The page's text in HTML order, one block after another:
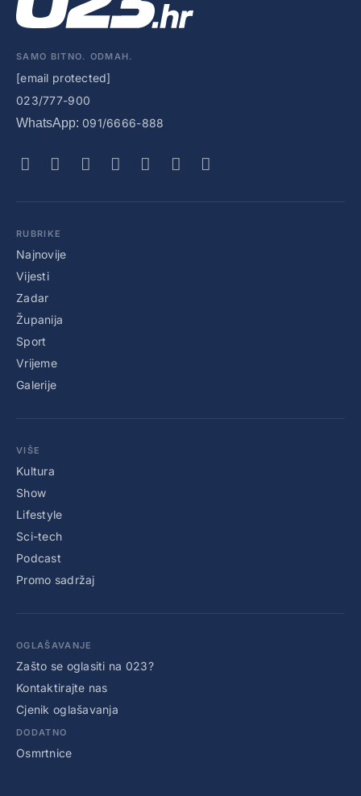
SAMO BITNO. ODMAH.
[email protected]
023/777-900
WhatsApp: 091/6666-888
RUBRIKE
Najnovije
Vijesti
Zadar
Županija
Sport
Vrijeme
Galerije
VIŠE
Kultura
Show
Lifestyle
Sci-tech
Podcast
Promo sadržaj
OGLAŠAVANJE
Zašto se oglasiti na 023?
Kontaktirajte nas
Cjenik oglašavanja
DODATNO
Osmrtnice